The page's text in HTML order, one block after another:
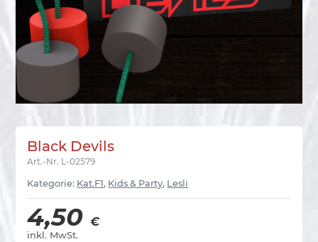
Black Devils
Art.-Nr. L-02579
Kategorie: Kat.F1, Kids & Party, Lesli
4,50€
inkl. MwSt.